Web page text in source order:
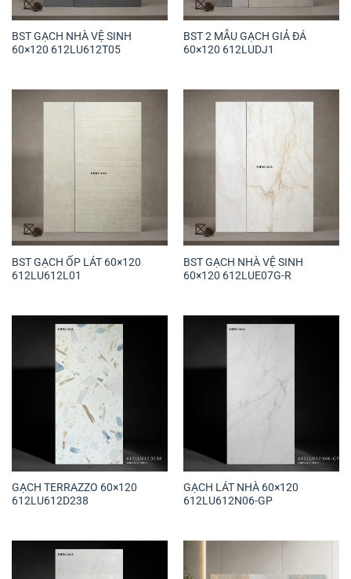
BST GẠCH NHÀ VỆ SINH
60×120 612LU612T05
BST 2 MẪU GẠCH GIẢ ĐÁ
60×120 612LUDJ1
BST GẠCH ỐP LÁT 60×120
612LU612L01
BST GẠCH NHÀ VỆ SINH
60×120 612LUE07G-R
GẠCH TERRAZZO 60×120
612LU612D238
GẠCH LÁT NHÀ 60×120
612LU612N06-GP